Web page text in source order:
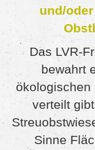
und/
Das LVR-
bewahrt
ökologischen
verteilt
Sinne